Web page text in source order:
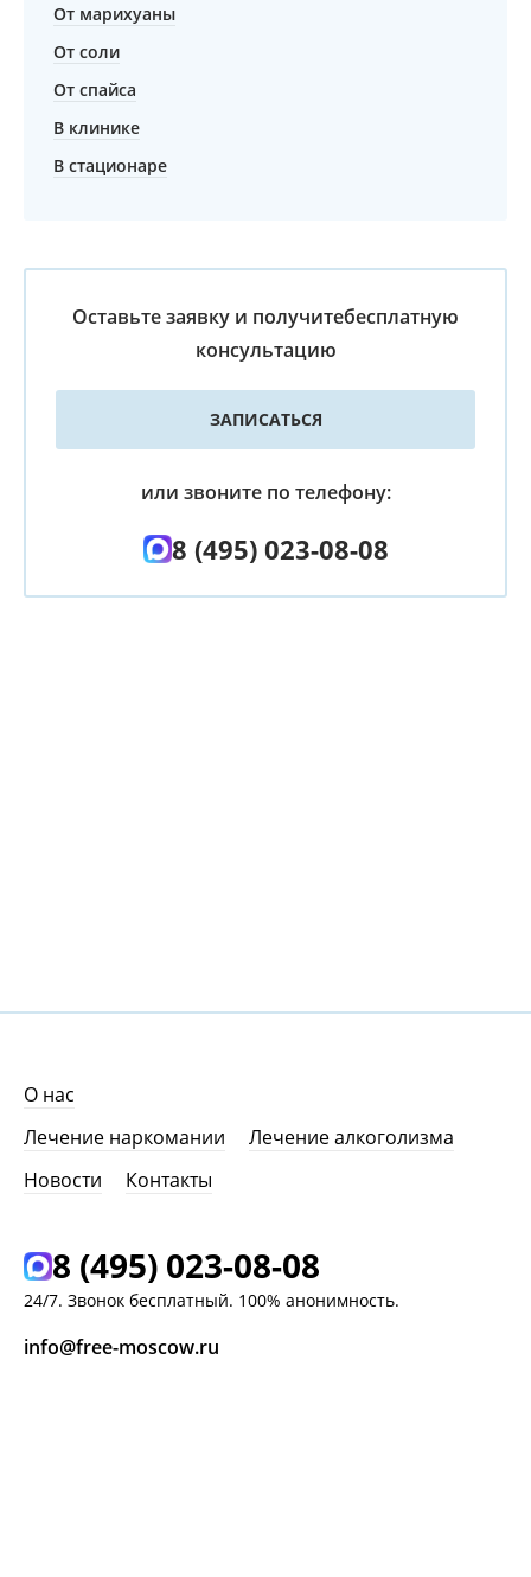
От марихуаны
От соли
От спайса
В клинике
В стационаре
Оставьте заявку и получитебесплатную
консультацию
ЗАПИСАТЬСЯ
или звоните по телефону:
8 (495) 023-08-08
О нас
Лечение наркомании
Лечение алкоголизма
Новости
Контакты
8 (495) 023-08-08
24/7. Звонок бесплатный. 100% анонимность.
info@free-moscow.ru